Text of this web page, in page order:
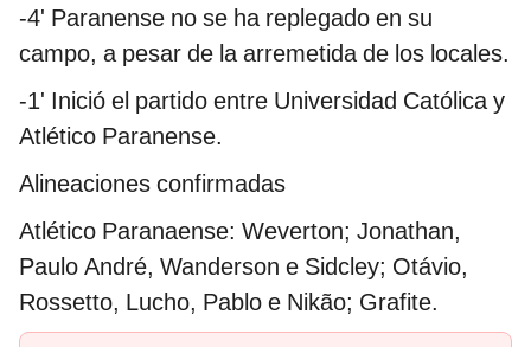
-4' Paranense no se ha replegado en su
campo, a pesar de la arremetida de los locales.
-1' Inició el partido entre Universidad Católica y
Atlético Paranense.
Alineaciones confirmadas
Atlético Paranaense: Weverton; Jonathan,
Paulo André, Wanderson e Sidcley; Otávio,
Rossetto, Lucho, Pablo e Nikão; Grafite.